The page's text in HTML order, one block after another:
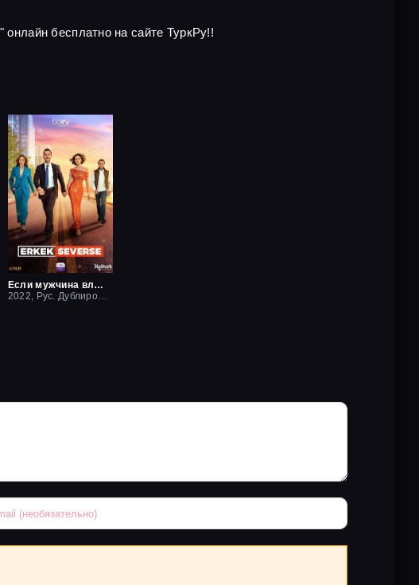
бесплатно на сайте ТуркРу!!
Если мужчина влюблен